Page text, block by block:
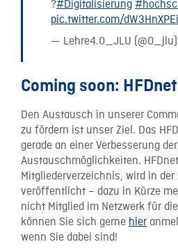
?#Digitalisierung
pic.twitter.com/
— Lehre4.0_JLU (@0_jlu)
Coming soon: HFDnet
Den Austausch in unserer
zu fördern ist unser Ziel. Das
gerade an einer Verbesserung
Austauschmöglichkeiten.
Mitgliederverzeichnis, wird in
veröffentlicht – dazu in Kürze
nicht Mitglied im Netzwerk für
können Sie sich gerne hier
wenn Sie dabei sind!